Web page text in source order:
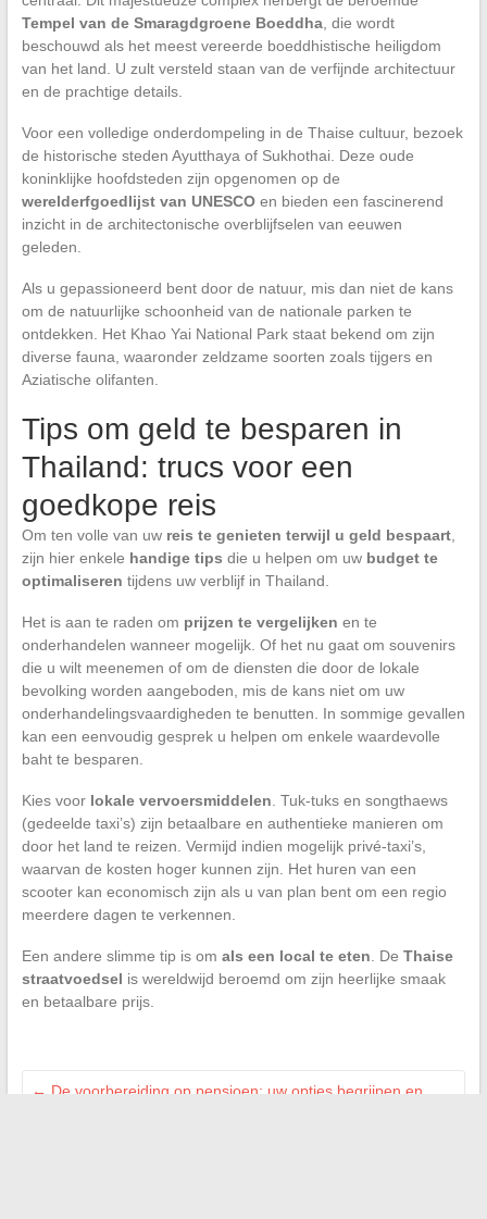
Tempel van de Smaragdgroene Boeddha, die wordt
beschouwd als het meest vereerde boeddhistische heiligdom
van het land. U zult versteld staan van de verfijnde architectuur
en de prachtige details.
Voor een volledige onderdompeling in de Thaise cultuur, bezoek
de historische steden Ayutthaya of Sukhothai. Deze oude
koninklijke hoofdsteden zijn opgenomen op de
werelderfgoedlijst van UNESCOen bieden een fascinerend
inzicht in de architectonische overblijfselen van eeuwen
geleden.
Als u gepassioneerd bent door de natuur, mis dan niet de kans
om de natuurlijke schoonheid van de nationale parken te
ontdekken. Het Khao Yai National Park staat bekend om zijn
diverse fauna, waaronder zeldzame soorten zoals tijgers en
Aziatische olifanten.
Tips om geld te besparen in
Thailand: trucs voor een
goedkope reis
Om ten volle van uw reis te genieten terwijl u geld bespaart,
zijn hier enkele handige tips die u helpen om uw budget te
optimaliseren tijdens uw verblijf in Thailand.
Het is aan te raden om prijzen te vergelijken en te
onderhandelen wanneer mogelijk. Of het nu gaat om souvenirs
die u wilt meenemen of om de diensten die door de lokale
bevolking worden aangeboden, mis de kans niet om uw
onderhandelingsvaardigheden te benutten. In sommige gevallen
kan een eenvoudig gesprek u helpen om enkele waardevolle
baht te besparen.
Kies voor lokale vervoersmiddelen . Tuk-tuks en songthaews
(gedeelde taxi’s) zijn betaalbare en authentieke manieren om
door het land te reizen. Vermijd indien mogelijk privé-taxi’s,
waarvan de kosten hoger kunnen zijn. Het huren van een
scooter kan economisch zijn als u van plan bent om een regio
meerdere dagen te verkennen.
Een andere slimme tip is om als een local te eten . De Thaise
straatvoedsel is wereldwijd beroemd om zijn heerlijke smaak
en betaalbare prijs.
← De voorbereiding op pensioen: uw opties begrijpen en